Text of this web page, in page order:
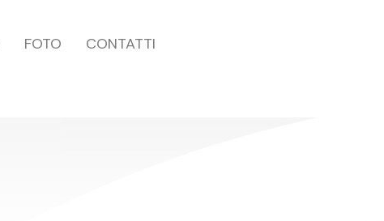
FOTO CONTATTI